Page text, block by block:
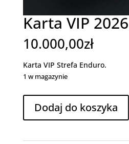
Karta VIP 2026
10.000,00zł
Karta VIP Strefa Enduro.
1 w magazynie
Karta
VIP
Dodaj do koszyka